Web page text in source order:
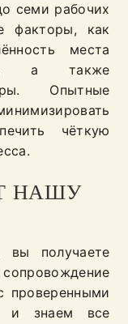
семи рабочих
факторы, как
места
а также
Опытные
чёткую
НАШУ
вы получаете
проверенными
и знаем все